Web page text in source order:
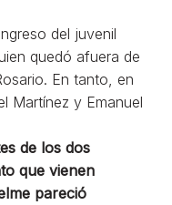
del juvenil
quedó afuera de
En tanto, en
Martínez y Emanuel
de los dos
que vienen
pareció